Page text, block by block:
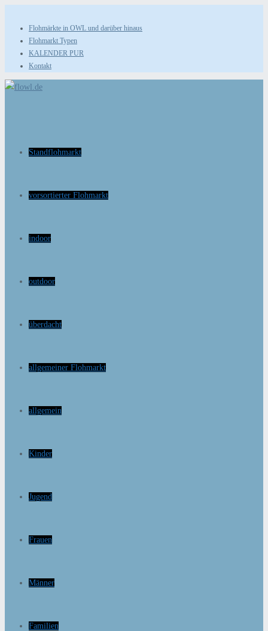
Inhalt
springen
Flohmärkte in OWL und darüber hinaus
Flohmarkt Typen
KALENDER PUR
Kontakt
Standflohmarkt
vorsortierter Flohmarkt
indoor
outdoor
überdacht
allgemeiner Flohmarkt
allgemein
Kinder
Jugend
Frauen
Männer
Familien